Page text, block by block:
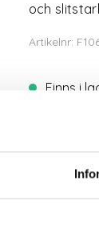
och
Artikelnr:
Finns i